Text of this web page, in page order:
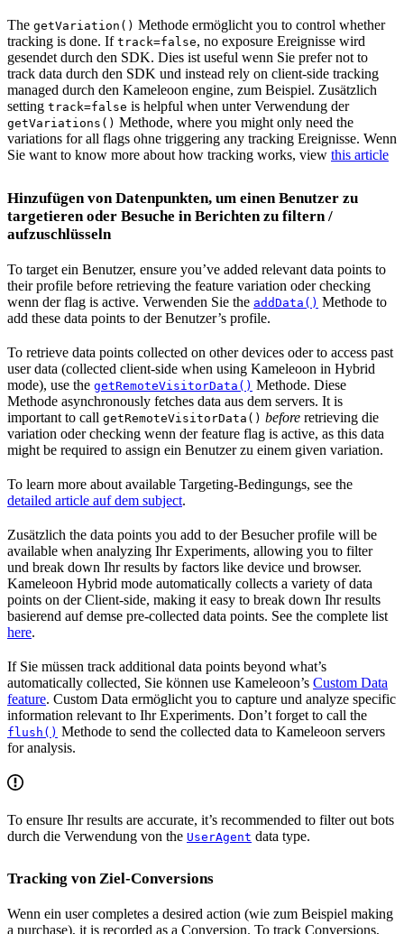
The getVariation() Methode ermöglicht you to control whether
tracking is done. If track=false, no exposure Ereignisse wird
gesendet durch den SDK. Dies ist useful wenn Sie prefer not to
track data durch den SDK und instead rely on client-side tracking
managed durch den Kameleoon engine, zum Beispiel. Zusätzlich
setting track=false is helpful when unter Verwendung der
getVariations() Methode, where you might only need the
variations for all flags ohne triggering any tracking Ereignisse. Wenn
Sie want to know more about how tracking works, view this article
Hinzufügen von Datenpunkten, um einen Benutzer zu
targetieren oder Besuche in Berichten zu filtern /
aufzuschlüsseln
To target ein Benutzer, ensure you’ve added relevant data points to
their profile before retrieving the feature variation oder checking
wenn der flag is active. Verwenden Sie the addData() Methode to
add these data points to der Benutzer’s profile.
To retrieve data points collected on other devices oder to access past
user data (collected client-side when using Kameleoon in Hybrid
mode), use the getRemoteVisitorData() Methode. Diese
Methode asynchronously fetches data aus dem servers. It is
important to call getRemoteVisitorData() before retrieving die
variation oder checking wenn der feature flag is active, as this data
might be required to assign ein Benutzer zu einem given variation.
To learn more about available Targeting-Bedingungs, see the
detailed article auf dem subject.
Zusätzlich the data points you add to der Besucher profile will be
available when analyzing Ihr Experiments, allowing you to filter
und break down Ihr results by factors like device und browser.
Kameleoon Hybrid mode automatically collects a variety of data
points on der Client-side, making it easy to break down Ihr results
basierend auf demse pre-collected data points. See the complete list
here.
If Sie müssen track additional data points beyond what’s
automatically collected, Sie können use Kameleoon’s Custom Data
feature. Custom Data ermöglicht you to capture und analyze specific
information relevant to Ihr Experiments. Don’t forget to call the
flush() Methode to send the collected data to Kameleoon servers
for analysis.
To ensure Ihr results are accurate, it’s recommended to filter out bots
durch die Verwendung von the UserAgent data type.
Tracking von Ziel-Conversions
Wenn ein user completes a desired action (wie zum Beispiel making
a purchase), it is recorded as a Conversion. To track Conversions,